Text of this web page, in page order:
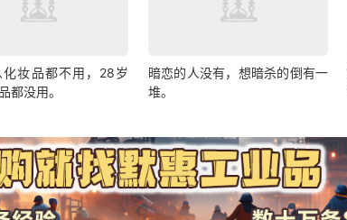
化妆品都不用，28岁
都没用。
暗恋的人没有，想暗杀的倒有一
堆。